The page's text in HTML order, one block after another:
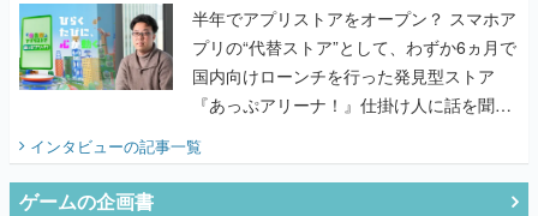
半年でアプリストアをオープン？ スマホア
プリの“代替ストア”として、わずか6ヵ月で
国内向けローンチを行った発見型ストア
『あっぷアリーナ！』仕掛け人に話を聞い
インタビューの記事一覧
ゲームの企画書